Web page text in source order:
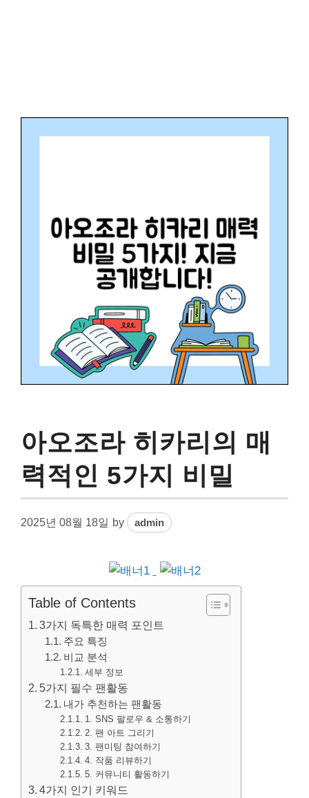
아오조라 히카리의 매
력적인 5가지 비밀
2025년 08월 18일 by admin
Table of Contents
3가지 독특한 매력 포인트
주요 특징
비교 분석
세부 정보
5가지 필수 팬활동
내가 추천하는 팬활동
1. SNS 팔로우 & 소통하기
2. 팬 아트 그리기
3. 팬미팅 참여하기
4. 작품 리뷰하기
5. 커뮤니티 활동하기
4가지 인기 키워드